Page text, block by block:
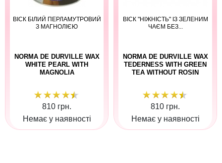
ВІСК БІЛИЙ ПЕРЛАМУТРОВИЙ
З МАГНОЛІЄЮ
NORMA DE DURVILLE WAX
WHITE PEARL WITH
MAGNOLIA
810 грн.
Немає у наявності
ВІСК "НІЖНІСТЬ" ІЗ ЗЕЛЕНИМ
ЧАЄМ БЕЗ...
NORMA DE DURVILLE WAX
TEDERNESS WITH GREEN
TEA WITHOUT ROSIN
810 грн.
Немає у наявності